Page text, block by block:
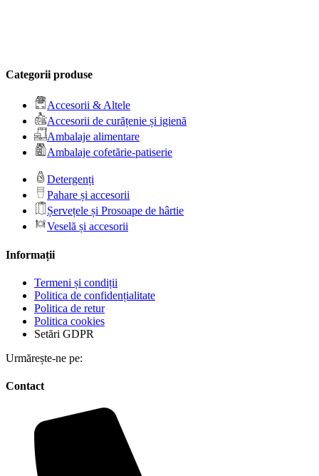
Categorii produse
Accesorii & Altele
Accesorii de curățenie și igienă
Ambalaje alimentare
Ambalaje cofetărie-patiserie
Detergenți
Pahare și accesorii
Șervețele și Prosoape de hârtie
Veselă și accesorii
Informații
Termeni și condiții
Politica de confidențialitate
Politica de retur
Politica cookies
Setări GDPR
Urmărește-ne pe:
Contact